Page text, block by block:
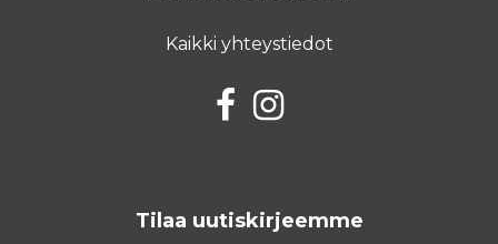
Kaikki yhteystiedot
FacebookInstagram
Tilaa uutiskirjeemme